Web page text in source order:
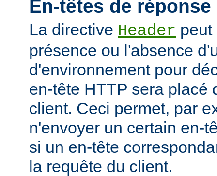
En-têtes de
La directive Header peut
présence ou l'absence
d'environnement pour
en-tête HTTP sera placé
client. Ceci permet, par
n'envoyer un certain en-
si un en-tête
la requête du client.